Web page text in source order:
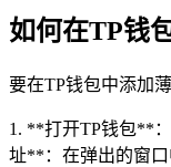
如何在TP钱
要在TP钱包中添加
1. **打开TP钱包**
址**：在弹出的窗